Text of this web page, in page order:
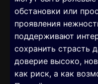
обстановки или
проявления
поддерживают
сохранить страсть
доверие высоко,
как риск, а как